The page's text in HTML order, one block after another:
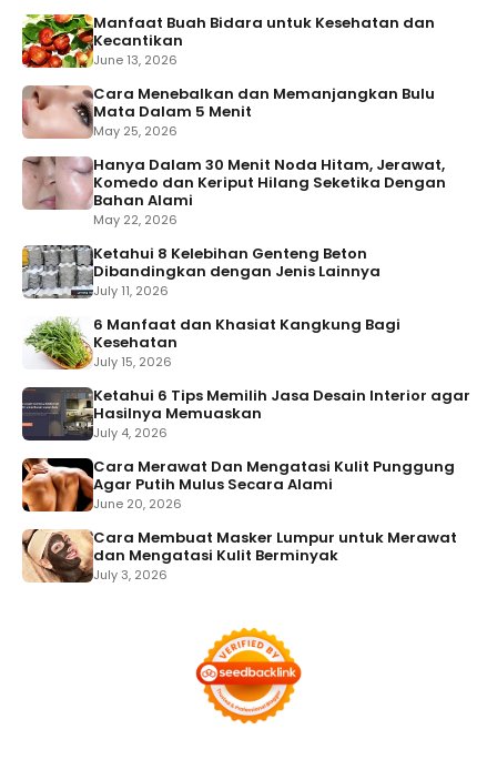
Manfaat Buah Bidara untuk Kesehatan dan
Kecantikan
June 13, 2026
Cara Menebalkan dan Memanjangkan Bulu
Mata Dalam 5 Menit
May 25, 2026
Hanya Dalam 30 Menit Noda Hitam, Jerawat,
Komedo dan Keriput Hilang Seketika Dengan
Bahan Alami
May 22, 2026
Ketahui 8 Kelebihan Genteng Beton
Dibandingkan dengan Jenis Lainnya
July 11, 2026
6 Manfaat dan Khasiat Kangkung Bagi
Kesehatan
July 15, 2026
Ketahui 6 Tips Memilih Jasa Desain Interior agar
Hasilnya Memuaskan
July 4, 2026
Cara Merawat Dan Mengatasi Kulit Punggung
Agar Putih Mulus Secara Alami
June 20, 2026
Cara Membuat Masker Lumpur untuk Merawat
dan Mengatasi Kulit Berminyak
July 3, 2026